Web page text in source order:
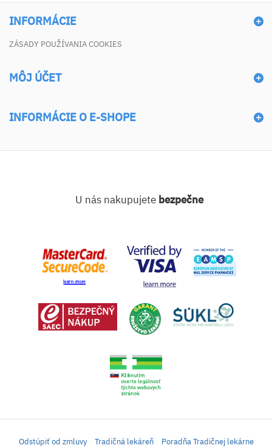
INFORMÁCIE
ZÁSADY POUŽÍVANIA COOKIES
MÔJ ÚČET
INFORMÁCIE O E-SHOPE
U nás nakupujete bezpečne
Odstúpiť od zmluvy Tradičná lekáreň Poradňa Tradičnej lekárne